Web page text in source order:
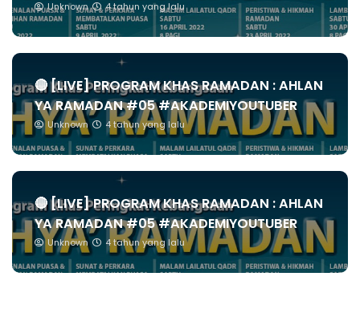
Unknown 4 tahun yang lalu
🔴 [LIVE] PROGRAM KHAS RAMADAN : AHLAN
YA RAMADAN #05 #AKADEMIYOUTUBER
Unknown 4 tahun yang lalu
🔴 [LIVE] PROGRAM KHAS RAMADAN : AHLAN
YA RAMADAN #05 #AKADEMIYOUTUBER
Unknown 4 tahun yang lalu